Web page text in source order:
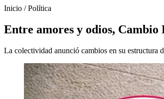
Inicio /Política
Entre amores y odios,
La colectividad anunció cambios en su estructura